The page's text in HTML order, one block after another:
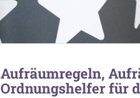
Aufräumregeln,
Ordnungshelfer für